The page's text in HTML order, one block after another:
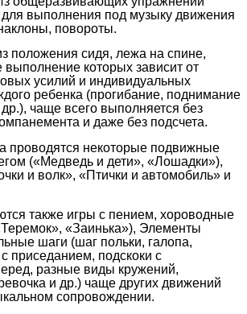
выполнения под музыку движения
повороты.
положения сидя, лежа на спине,
которых зависит от
усилий и индивидуальных
ребенка (прогибание, поднимание
чаще всего выполняется без
и даже без подсчета.
проводятся некоторые подвижные
(«Медведь и дети», «Лошадки»),
и волк», «Птички и автомобиль» и
также игры с пением, хороводные
«Заинька»), Элементы
шаги (шаг польки, галопа,
приседанием, подскоки с
разные виды кружений,
и др.) чаще других движений
сопровождении.